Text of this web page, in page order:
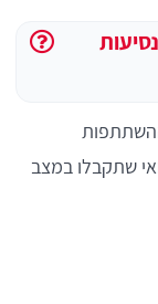
שתקבלו במצב